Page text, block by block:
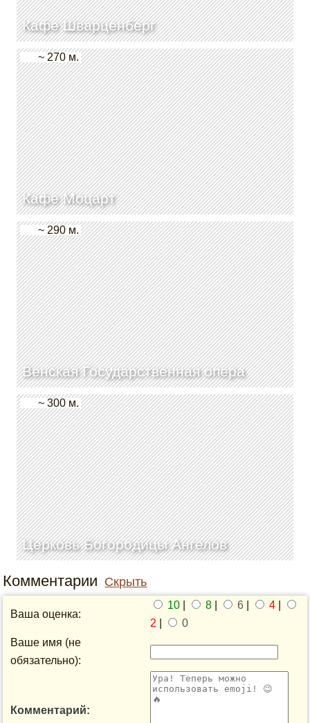
Кафе Шварценберг
Кафе Моцарт
~ 270 м.
Венская Государственная опера
~ 290 м.
Церковь Богородицы Ангелов
~ 300 м.
Комментарии Скрыть
Ваша оценка:
10 8 6 4
2
0
Ваше имя (не
обязательно):
Комментарий: